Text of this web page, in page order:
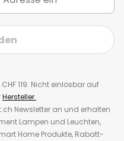
119. Nicht einlösbar auf
Hersteller.
Newsletter an und erhalten
Lampen und Leuchten,
Home Produkte, Rabatt-